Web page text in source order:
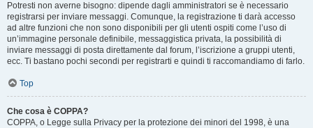
Potresti non averne bisogno: dipende dagli amministratori se è necessario
registrarsi per inviare messaggi. Comunque, la registrazione ti darà accesso
ad altre funzioni che non sono disponibili per gli utenti ospiti come l’uso di
un’immagine personale definibile, messaggistica privata, la possibilità di
inviare messaggi di posta direttamente dal forum, l’iscrizione a gruppi utenti,
ecc. Ti bastano pochi secondi per registrarti e quindi ti raccomandiamo di farlo.
Top
Che cosa è COPPA?
COPPA, o Legge sulla Privacy per la protezione dei minori del 1998, è una